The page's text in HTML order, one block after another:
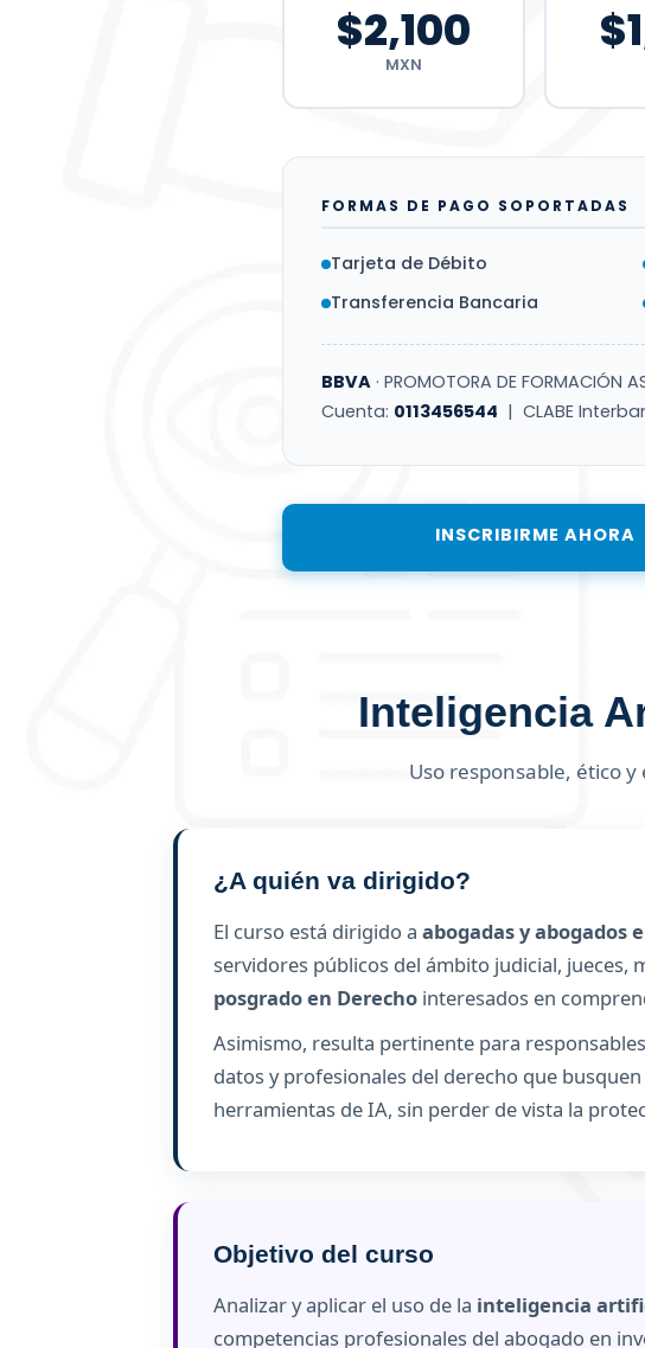
$2,100
MXN
FORMAS DE PAGO SOPORTADAS
Tarjeta de Débito
Transferencia Bancaria
BBVA · PROMOTORA DE FORMACIÓN
Cuenta: 0113456544 | CLABE
INSCRIBIRME AHORA
Inteligencia
Uso responsable, ético
¿A quién va dirigido?
El curso está dirigido a abogadas y abogados
servidores públicos del ámbito judicial, jueces,
posgrado en Derecho interesados en
Asimismo, resulta pertinente para
datos y profesionales del derecho que
herramientas de IA, sin perder de vista la
Objetivo del curso
Analizar y aplicar el uso de la inteligencia
competencias profesionales del abogado en